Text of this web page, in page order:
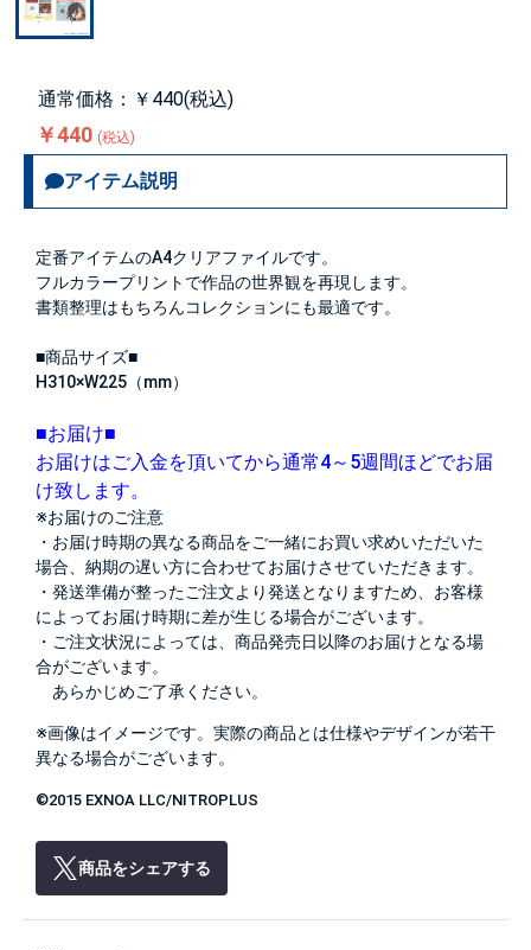
通常価格：￥440(税込)
￥440 (税込)
アイテム説明
定番アイテムのA4クリアファイルです。
フルカラープリントで作品の世界観を再現します。
書類整理はもちろんコレクションにも最適です。
■商品サイズ■
H310×W225（mm）
■お届け■
お届けはご入金を頂いてから通常4～5週間ほどでお届
け致します。
※お届けのご注意
・お届け時期の異なる商品をご一緒にお買い求めいただいた
場合、納期の遅い方に合わせてお届けさせていただきます。
・発送準備が整ったご注文より発送となりますため、お客様
によってお届け時期に差が生じる場合がございます。
・ご注文状況によっては、商品発売日以降のお届けとなる場
合がございます。
あらかじめご了承ください。
※画像はイメージです。実際の商品とは仕様やデザインが若干
異なる場合がございます。
©2015 EXNOA LLC/NITROPLUS
商品をシェアする